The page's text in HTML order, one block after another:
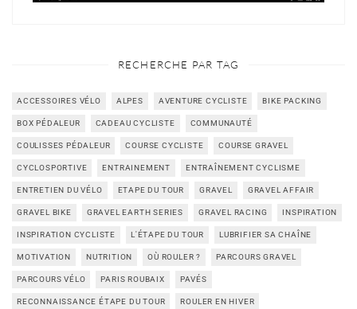
RECHERCHE PAR TAG
ACCESSOIRES VÉLO ALPES AVENTURE CYCLISTE BIKE PACKING
BOX PÉDALEUR CADEAU CYCLISTE COMMUNAUTÉ
COULISSES PÉDALEUR COURSE CYCLISTE COURSE GRAVEL
CYCLOSPORTIVE ENTRAINEMENT ENTRAÎNEMENT CYCLISME
ENTRETIEN DU VÉLO ETAPE DU TOUR GRAVEL GRAVEL AFFAIR
GRAVEL BIKE GRAVEL EARTH SERIES GRAVEL RACING INSPIRATION
INSPIRATION CYCLISTE L'ÉTAPE DU TOUR LUBRIFIER SA CHAÎNE
MOTIVATION NUTRITION OÙ ROULER ? PARCOURS GRAVEL
PARCOURS VÉLO PARIS ROUBAIX PAVÉS
RECONNAISSANCE ÉTAPE DU TOUR ROULER EN HIVER